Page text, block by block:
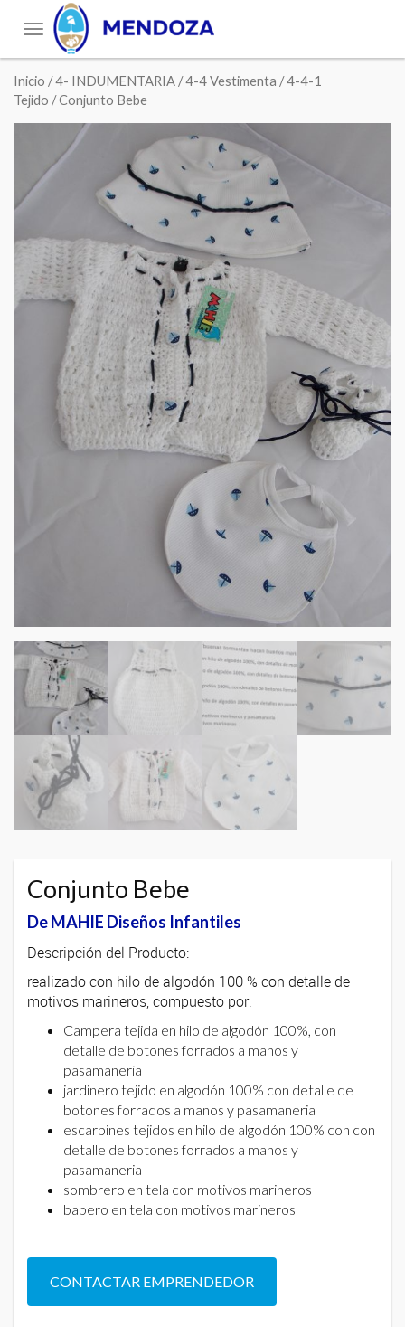
Toggle
navigation
Inicio /4- INDUMENTARIA /4-4 Vestimenta /4-4-1
Tejido / Conjunto Bebe
Conjunto Bebe
De MAHIE Diseños Infantiles
Descripción del Producto:
realizado con hilo de algodón 100 % con detalle de
motivos marineros, compuesto por:
Campera tejida en hilo de algodón 100%, con
detalle de botones forrados a manos y
pasamaneria
jardinero tejido en algodón 100% con detalle de
botones forrados a manos y pasamaneria
escarpines tejidos en hilo de algodón 100% con con
detalle de botones forrados a manos y
pasamaneria
sombrero en tela con motivos marineros
babero en tela con motivos marineros
CONTACTAR EMPRENDEDOR